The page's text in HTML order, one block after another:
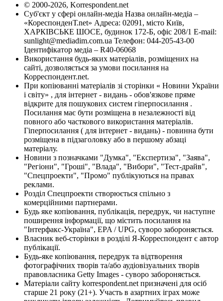
© 2000-2026, Korrespondent.net
Суб'єкт у сфері онлайн-медіа Назва онлайн-медіа –
«КореспонденТ.net» Адреса: 02091, місто Київ,
ХАРКІВСЬКЕ ШОСЕ, будинок 172-Б, офіс 208/1 E-mail:
sunlight@mediadim.com.ua Телефон: 044-205-43-00
Ідентифікатор медіа – R40-06068
Використання будь-яких матеріалів, розміщених на
сайті, дозволяється за умови посилання на
Корреспондент.net.
При копіюванні матеріалів зі сторінки « Новини України
і світу» , для інтернет - видань - обов'язкове пряме
відкрите для пошукових систем гіперпосилання .
Посилання має бути розміщена в незалежності від
повного або часткового використання матеріалів.
Гіперпосилання ( для інтернет - видань) - повинна бути
розміщена в підзаголовку або в першому абзаці
матеріалу.
Новини з позначками "Думка", "Експертиза", "Заява",
"Регіони", "Гроші", "Влада", "Вибори", "Тест-драйв",
"Спецпроекти", "Промо" публікуються на правах
реклами.
Розділ Спецпроекти створюється спільно з
комерційними партнерами.
Будь яке копіювання, публікація, передрук, чи наступне
поширення інформації, що містить посилання на
"Інтерфакс-Україна", EPA / UPG, суворо забороняється.
Власник веб-сторінки в розділі Я-Корреспондент є автор
публікації.
Будь-яке копіювання, передрук та відтворення
фотографічних творів та/або аудіовізуальних творів
правовласника Getty Images - суворо забороняється.
Матеріали сайту korrespondent.net призначені для осіб
старше 21 року (21+). Участь в азартних іграх може